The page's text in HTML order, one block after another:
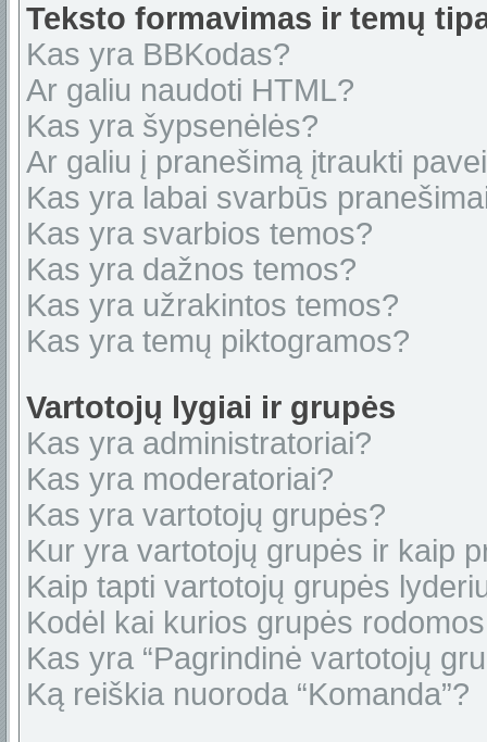
Teksto formavimas ir temų
Kas yra BBKodas?
Ar galiu naudoti HTML?
Kas yra šypsenėlės?
Ar galiu į pranešimą įtraukti
Kas yra labai svarbūs
Kas yra svarbios temos?
Kas yra dažnos temos?
Kas yra užrakintos temos?
Kas yra temų piktogramos?
Vartotojų lygiai ir grupės
Kas yra administratoriai?
Kas yra moderatoriai?
Kas yra vartotojų grupės?
Kur yra vartotojų grupės ir kaip
Kaip tapti vartotojų grupės
Kodėl kai kurios grupės
Kas yra “Pagrindinė vartotojų
Ką reiškia nuoroda “Komanda”?